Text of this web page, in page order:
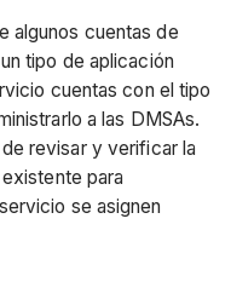
algunos cuentas de
tipo de aplicación
cuentas con el tipo
a las DMSAs.
revisar y verificar la
para
se asignen